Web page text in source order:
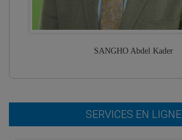
SANGHO Abdel Kader
SERVICES EN LIGNE